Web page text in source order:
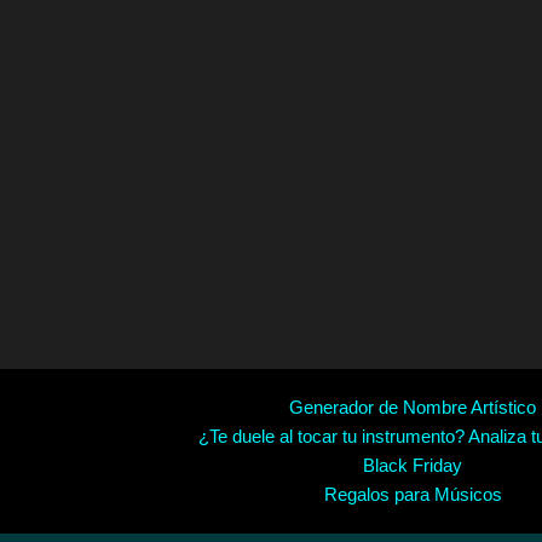
Generador de Nombre Artístico
¿Te duele al tocar tu instrumento? Analiza
Black Friday
Regalos para Músicos